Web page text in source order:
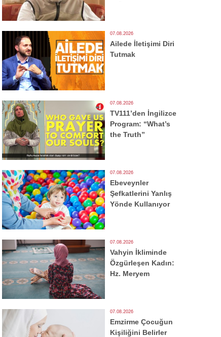
07.08.2026
Ailede İletişimi Diri
Tutmak
07.08.2026
TV111’den İngilizce
Program: “What’s
the Truth”
07.08.2026
Ebeveynler
Şefkatlerini Yanlış
Yönde Kullanıyor
07.08.2026
Vahyin İkliminde
Özgürleşen Kadın:
Hz. Meryem
07.08.2026
Emzirme Çocuğun
Kişiliğini Belirler